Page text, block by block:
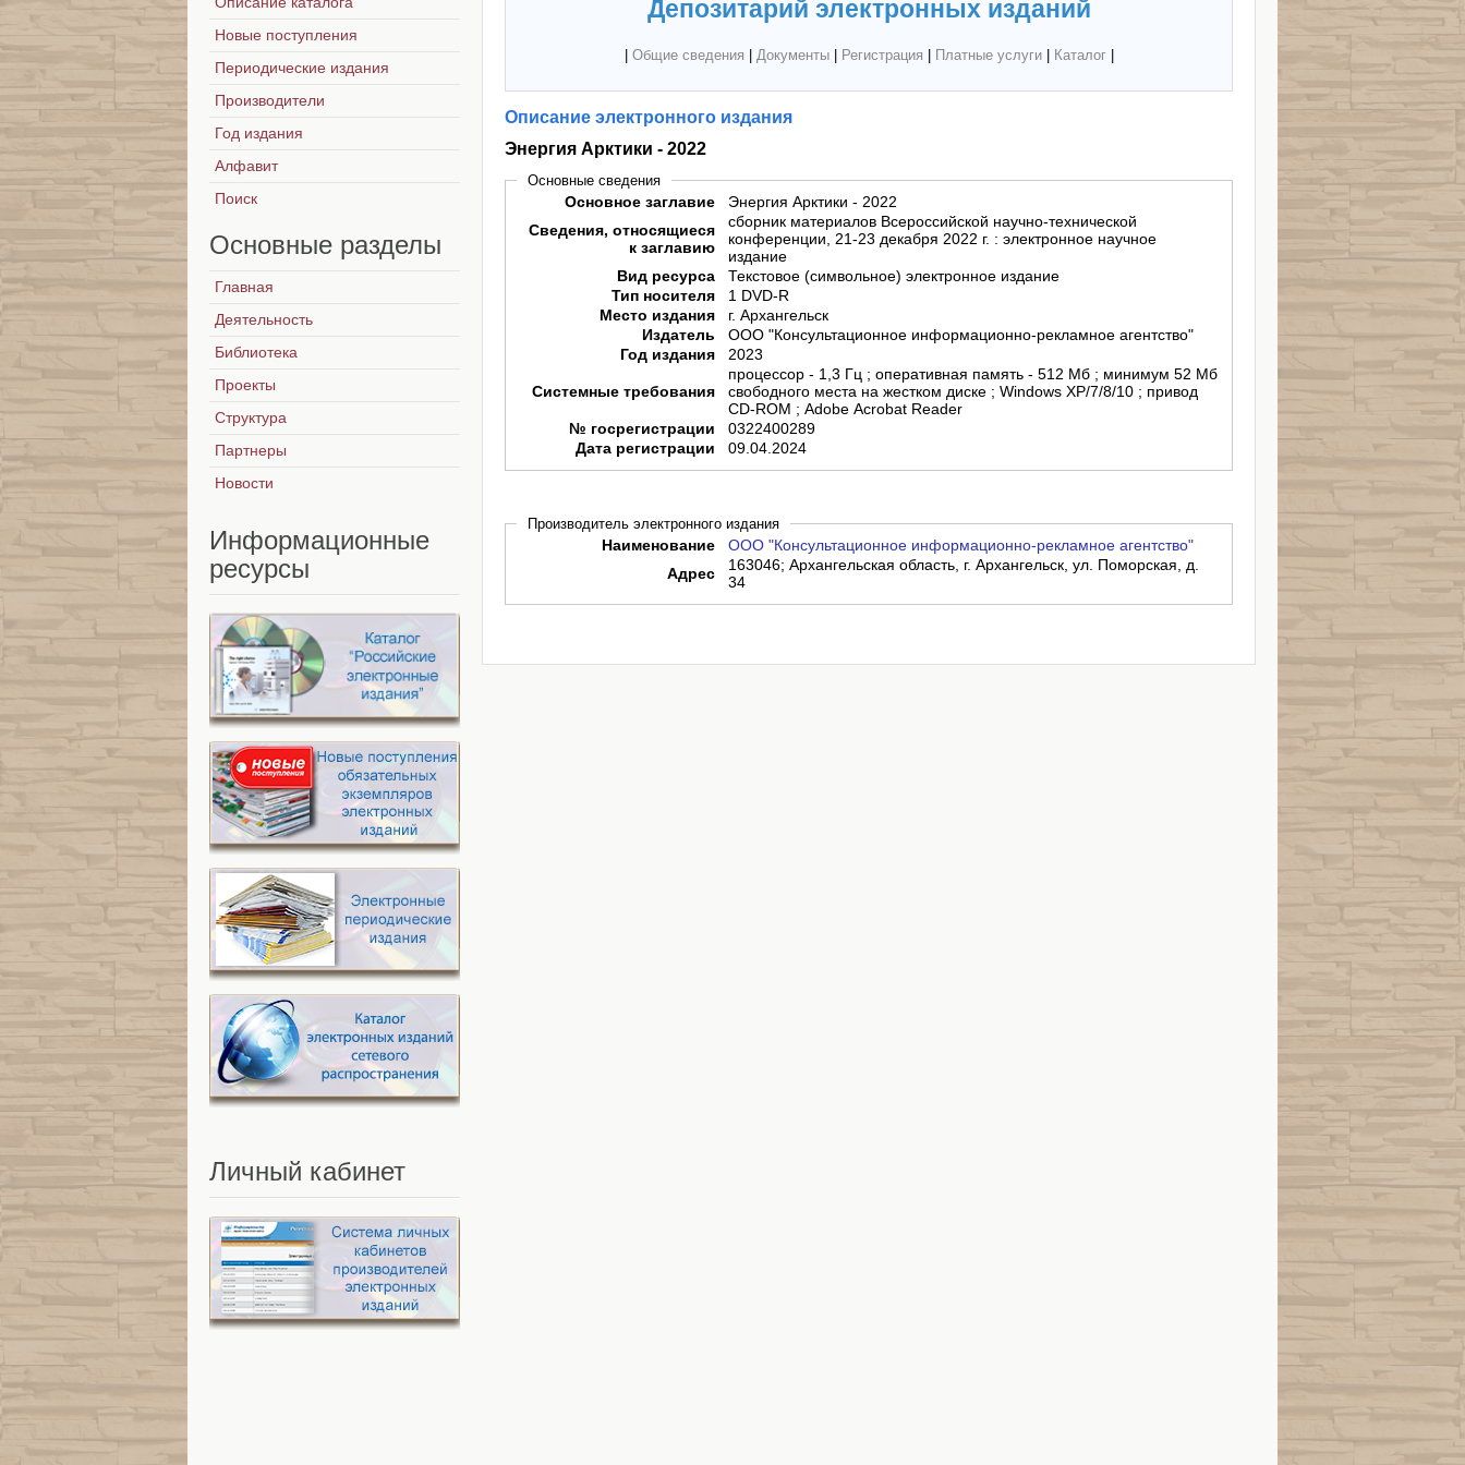
Депозитарий электронных изданий
Общие сведения Документы| Регистрация Платные услуги| Каталог|
Описание электронного издания
Энергия Арктики - 2022
Основные сведения
Основное заглавие
Энергия Арктики - 2022
Сведения, относящиеся
к заглавию
сборник материалов Всероссийской научно-технической
конференции, 21-23 декабря 2022 г. : электронное научное
издание
Вид ресурса
Текстовое (символьное) электронное издание
Тип носителя
1 DVD-R
Место издания
г. Архангельск
Издатель
ООО "Консультационное информационно-рекламное агентство"
Год издания
2023
Системные требования
процессор - 1,3 Гц ; оперативная память - 512 Мб ; минимум 52 Мб
свободного места на жестком диске ; Windows ХР/7/8/10 ; привод
CD-ROM ; Adobe Acrobat Reader
№ госрегистрации
0322400289
Дата регистрации
09.04.2024
Производитель электронного издания
Наименование
ООО "Консультационное информационно-рекламное агентство"
Адрес
163046; Архангельская область, г. Архангельск, ул. Поморская, д.
34
Новые поступления
Периодические издания
Производители
Год издания
Алфавит
Поиск
Основные разделы
Главная
Деятельность
Библиотека
Проекты
Структура
Партнеры
Новости
Информационные
ресурсы
Личный кабинет